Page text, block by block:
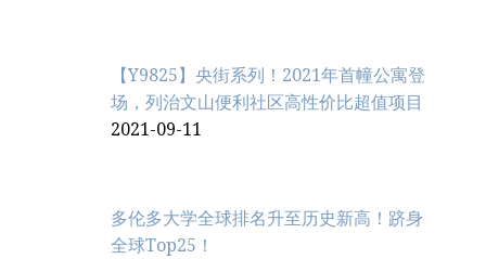
【Y9825】央街系列！2021年首幢公寓登
场，列治文山便利社区高性价比超值项目
2021-09-11
多伦多大学全球排名升至历史新高！跻身
全球Top25！